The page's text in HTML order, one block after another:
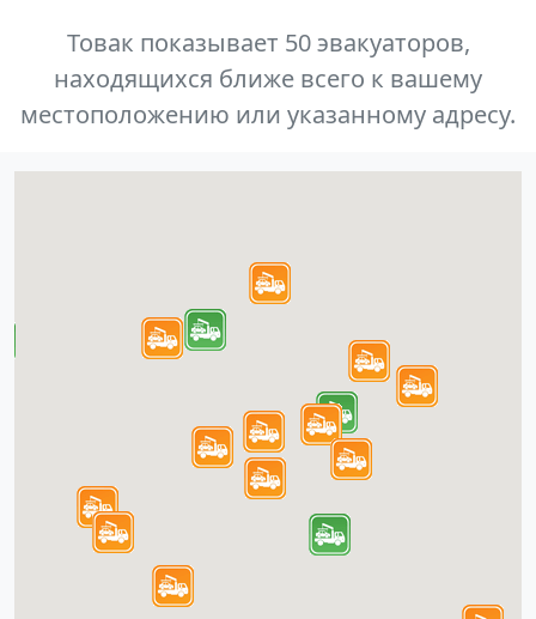
Товак показывает 50 эвакуаторов,
находящихся ближе всего к вашему
местоположению или указанному адресу.